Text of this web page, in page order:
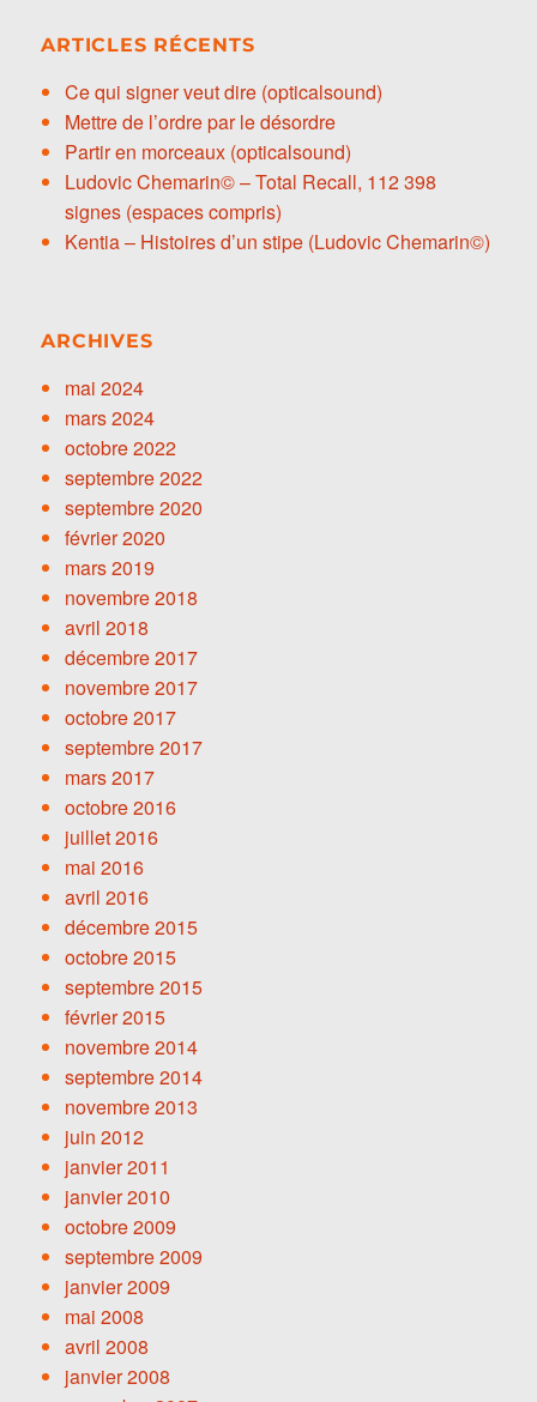
ARTICLES RÉCENTS
Ce qui signer veut dire (opticalsound)
Mettre de l’ordre par le désordre
Partir en morceaux (opticalsound)
Ludovic Chemarin© – Total Recall, 112 398
signes (espaces compris)
Kentia – Histoires d’un stipe (Ludovic Chemarin©)
ARCHIVES
mai 2024
mars 2024
octobre 2022
septembre 2022
septembre 2020
février 2020
mars 2019
novembre 2018
avril 2018
décembre 2017
novembre 2017
octobre 2017
septembre 2017
mars 2017
octobre 2016
juillet 2016
mai 2016
avril 2016
décembre 2015
octobre 2015
septembre 2015
février 2015
novembre 2014
septembre 2014
novembre 2013
juin 2012
janvier 2011
janvier 2010
octobre 2009
septembre 2009
janvier 2009
mai 2008
avril 2008
janvier 2008